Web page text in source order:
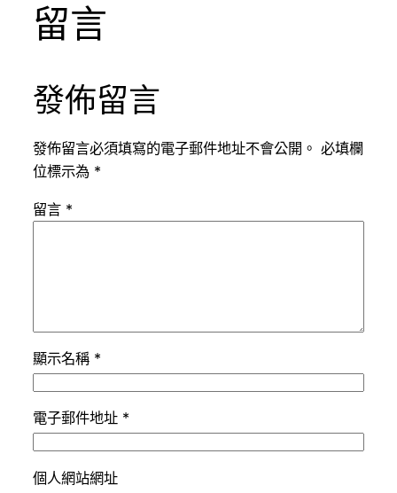
留言
發佈留言
發佈留言必須填寫的電子郵件地址不會公開。 必填欄
位標示為 *
留言 *
顯示名稱 *
電子郵件地址 *
個人網站網址